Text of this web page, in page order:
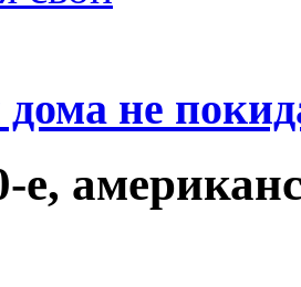
дома не
е,